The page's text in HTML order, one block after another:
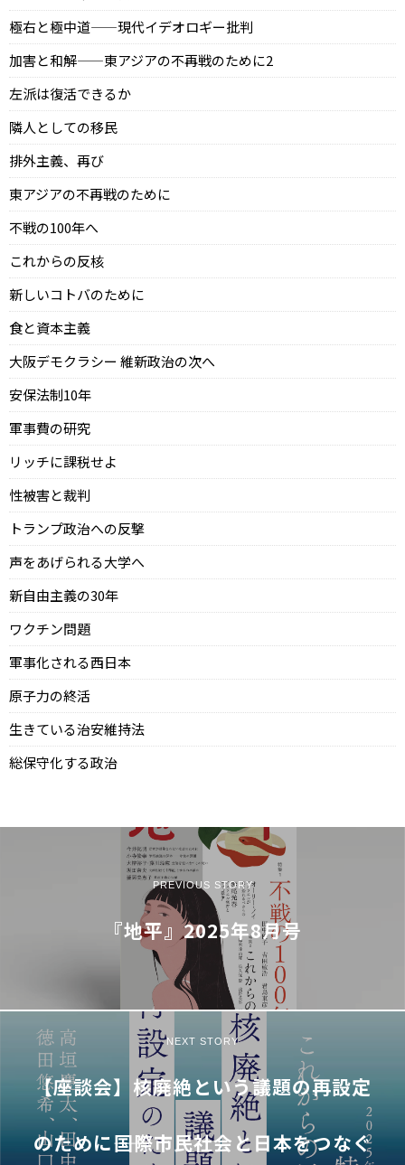
極右と極中道——現代イデオロギー批判
加害と和解——東アジアの不再戦のために2
左派は復活できるか
隣人としての移民
排外主義、再び
東アジアの不再戦のために
不戦の100年へ
これからの反核
新しいコトバのために
食と資本主義
大阪デモクラシー 維新政治の次へ
安保法制10年
軍事費の研究
リッチに課税せよ
性被害と裁判
トランプ政治への反撃
声をあげられる大学へ
新自由主義の30年
ワクチン問題
軍事化される西日本
原子力の終活
生きている治安維持法
総保守化する政治
PREVIOUS STORY
『地平』2025年8月号
NEXT STORY
【座談会】核廃絶という議題の再設定
のために――国際市民社会と日本をつなぐ